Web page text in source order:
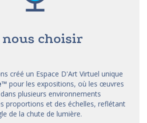
choisir
créé un Espace D'Art Virtuel unique
™ pour les expositions, où les œuvres
plusieurs environnements
proportions et des échelles, reflétant
de la chute de lumière.